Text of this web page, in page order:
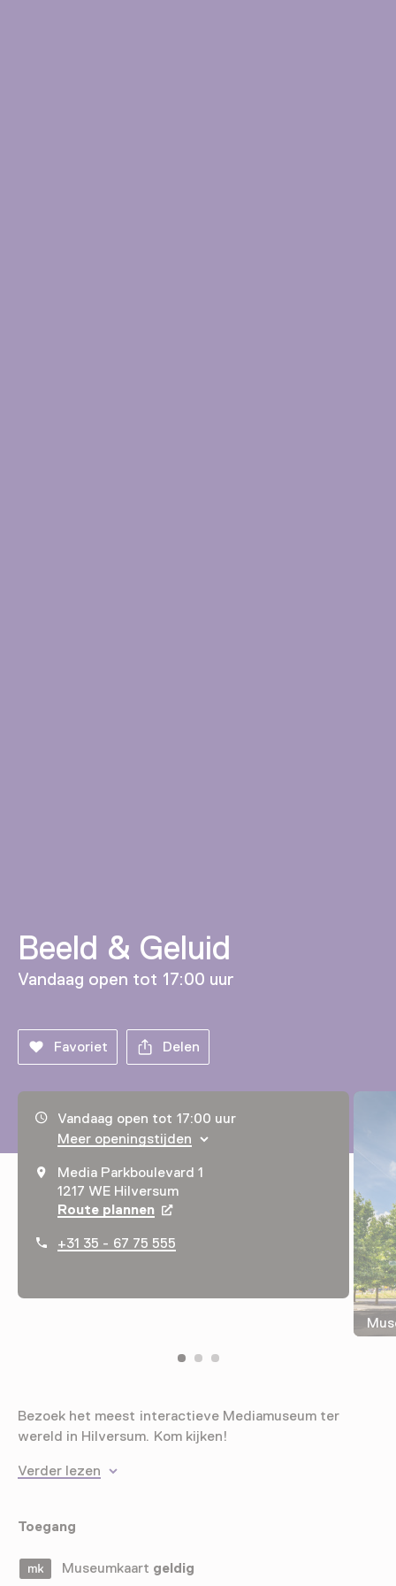
Beeld & Geluid
Vandaag open tot 17:00 uur
Favoriet Delen
Openingstijden, adres & telefoonnummer
Vandaag open tot 17:00 uur
Meer openingstijden
Media Parkboulevard 1
1217 WE Hilversum
Route plannen Opent in een nieuw tabblad
+31 35 - 67 75 555
Bezoek het meest interactieve Mediamuseum ter
wereld in Hilversum. Kom kijken!
Verder lezen
Toegang
Museumkaart geldig